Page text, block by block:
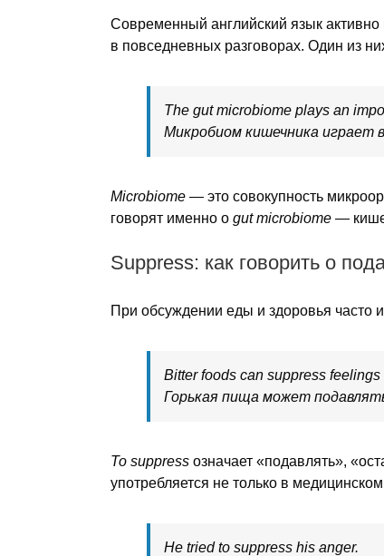
Современный английский язык
в повседневных разговорах. Один из
The gut microbiome plays an
Микробиом кишечника играет
Microbiome — это совокупность
говорят именно о gut microbiome —
Suppress: как говорить о
При обсуждении еды и здоровья часто
Bitter foods can suppress feelings
Горькая пища может
To suppress означает «подавлять»,
употребляется не только в
He tried to suppress his anger.